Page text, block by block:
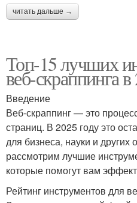
читать дальше →
Топ-15 лучших
веб-скраппинга в
Введение
Веб-скраппинг — это
страниц. В 2025 году это
для бизнеса, науки и других
рассмотрим лучшие
которые помогут вам
Рейтинг инструментов для